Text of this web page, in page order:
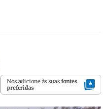
Nos adicione às suas fontes
preferidas